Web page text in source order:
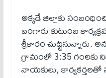
అక్కడే జిల్లాకు
బంగారు కుటుంబ
శ్రీకారం చుట్టనున్నారు.
గ్రామంలో 3:35
నాయకులు,